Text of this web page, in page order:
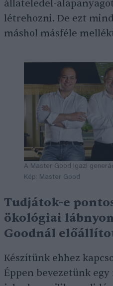
állateledel-
létrehozni. De ezt
máshol másféle
A Master Good igazi
Kép: Master Good
Tudjátok-e
ökológiai
Goodnál
Készítünk ehhez
Éppen bevezetünk